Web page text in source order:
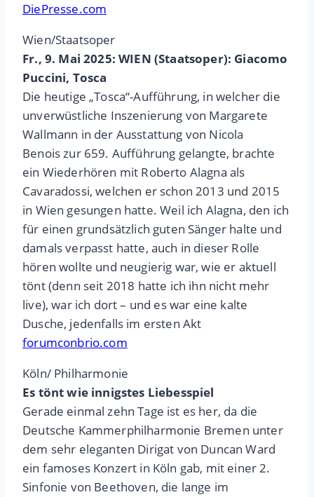
DiePresse.com
Wien/Staatsoper
Fr., 9. Mai 2025: WIEN (Staatsoper): Giacomo
Puccini, Tosca
Die heutige „Tosca“-Aufführung, in welcher die
unverwüstliche Inszenierung von Margarete
Wallmann in der Ausstattung von Nicola
Benois zur 659. Aufführung gelangte, brachte
ein Wiederhören mit Roberto Alagna als
Cavaradossi, welchen er schon 2013 und 2015
in Wien gesungen hatte. Weil ich Alagna, den ich
für einen grundsätzlich guten Sänger halte und
damals verpasst hatte, auch in dieser Rolle
hören wollte und neugierig war, wie er aktuell
tönt (denn seit 2018 hatte ich ihn nicht mehr
live), war ich dort – und es war eine kalte
Dusche, jedenfalls im ersten Akt
forumconbrio.com
Köln/ Philharmonie
Es tönt wie innigstes Liebesspiel
Gerade einmal zehn Tage ist es her, da die
Deutsche Kammerphilharmonie Bremen unter
dem sehr eleganten Dirigat von Duncan Ward
ein famoses Konzert in Köln gab, mit einer 2.
Sinfonie von Beethoven, die lange im